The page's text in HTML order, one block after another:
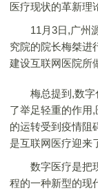
医疗现状的革新
11月3日,广州源
究院的院长梅桀进
建设互联网医院所
梅总提到,数字
了举足轻重的作用
的运转受到疫情阻
是互联网医疗迎来
数字医疗是把现
程的一种新型的现